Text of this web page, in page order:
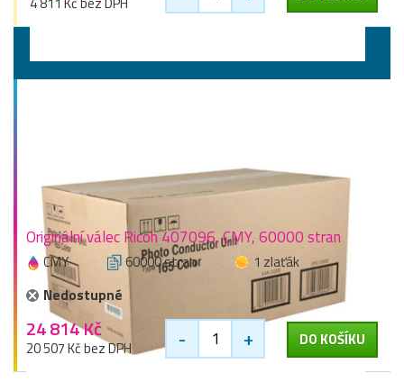
Originální válec Ricoh 407096, CMY, 60000 stran
CMY 60000 stran
1 zlaťák
Nedostupné
24 814 Kč
20 507 Kč bez DPH - + DO KOŠÍKU